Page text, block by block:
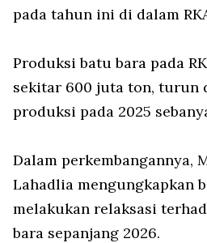
pada tahun ini di dalam
Produksi batu bara pada
sekitar 600 juta ton, turun
produksi pada 2025
Dalam perkembangannya,
Lahadlia mengungkapkan
melakukan relaksasi
bara sepanjang 2026.